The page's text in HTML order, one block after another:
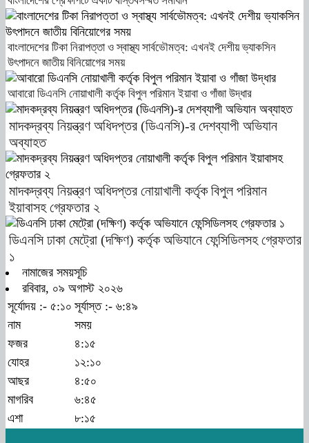
বাংলাদেশের টিকা নিরাপত্তা ও স্বাস্থ্য সার্বভৌমত্ব: এখনই দেশীয় ভ্যাকসিন
উৎপাদনে জাতীয় বিনিয়োগের সময়
আবারো ডিএনসি নোয়াখালী কর্তৃক বিপুল পরিমান ইয়াবা ও গাঁজা উদ্ধার
মাদকদ্রব্য নিয়ন্ত্রণ অধিদপ্তর (ডিএনসি)-র দেশব্যাপী অভিযান
অব্যাহত
মাদকদ্রব্য নিয়ন্ত্রণ অধিদপ্তর নোয়াখালী কর্তৃক বিপুল পরিমান
ইয়াবাসহ গ্রেফতার ২
ডিএনসি ঢাকা মেট্রো (দক্ষিণ) কর্তৃক অভিযানে ফেন্সিডিলসহ গ্রেফতার
১
নামাজের সময়সূচি
রবিবার, ০৯ অগাস্ট ২০২৬
সূর্যোদয় :- ৫:১০ সূর্যাস্ত :- ৬:৪৯
নাম
সময়
ফজর
৪:১৫
যোহর
১২:১০
আছর
৪:৫০
মাগরিব
৬:৪৫
এশা
৮:১৫